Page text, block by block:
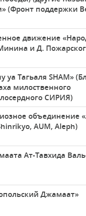
(Фронт поддержки
движение
и Д.
уа Тагьаля SHAM»
милоственного
СИРИЯ)
объединение
AUM, Aleph)
Ат-Тавхида
Джамаат»